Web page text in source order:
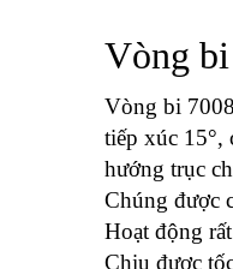
Vòng
Vòng bi
tiếp xúc 15°,
hướng trục
Chúng được
Hoạt động
Chịu được